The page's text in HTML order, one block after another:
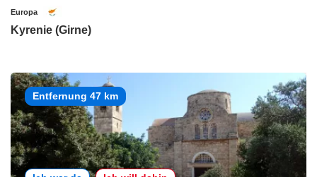
Europa
Kyrenie (Girne)
Entfernung 47 km